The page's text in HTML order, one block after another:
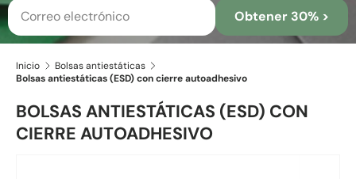
Obtener 30% >
Inicio
Bolsas antiestáticas
Bolsas antiestáticas (ESD) con cierre autoadhesivo
BOLSAS ANTIESTÁTICAS (ESD) CON
CIERRE AUTOADHESIVO